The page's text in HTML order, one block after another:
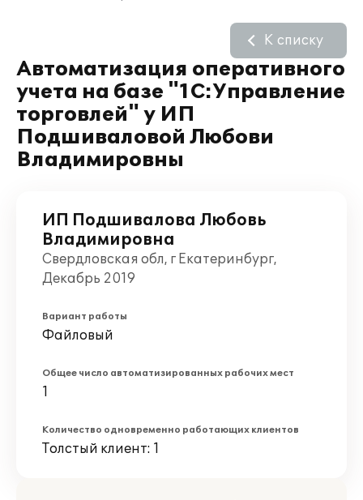
Автоматизация оперативного
учета на базе "1С:Управление
торговлей" у ИП
Подшиваловой Любови
Владимировны
К списку
ИП Подшивалова Любовь
Владимировна
Свердловская обл, г Екатеринбург,
Декабрь 2019
Вариант работы
Файловый
Общее число автоматизированных рабочих мест
1
Количество одновременно работающих клиентов
Толстый клиент: 1